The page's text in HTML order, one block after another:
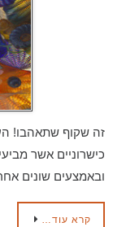
זה שקוף שתאהבו!
כישרוניים אשר
ובאמצעים שונים
קרא עוד…